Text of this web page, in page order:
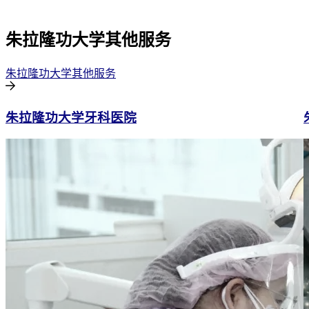
朱拉隆功大学其他服务
朱拉隆功大学其他服务
朱拉隆功大学牙科医院